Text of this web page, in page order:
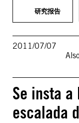
研究报告
2011/07/07
Se insta
escalada